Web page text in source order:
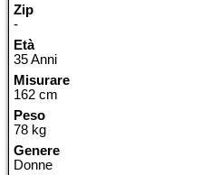
Zip
-
Età
35 Anni
Misurare
162 cm
Peso
78 kg
Genere
Donne